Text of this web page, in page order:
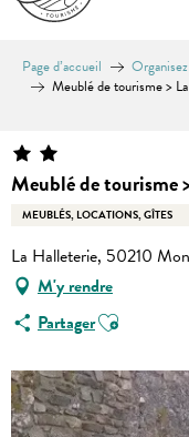
Page d’accueil
Meublé de tourisme >
Meublé de tourisme
MEUBLÉS, LOCATIONS, GÎTES
La Halleterie, 50210
M'y rendre
PartagerAjouter aux